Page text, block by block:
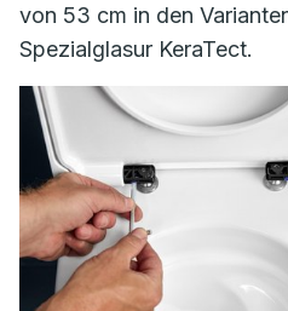
von 53 cm in den
Spezialglasur KeraTect.